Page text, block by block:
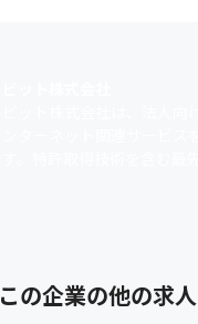
この企業の他の求人